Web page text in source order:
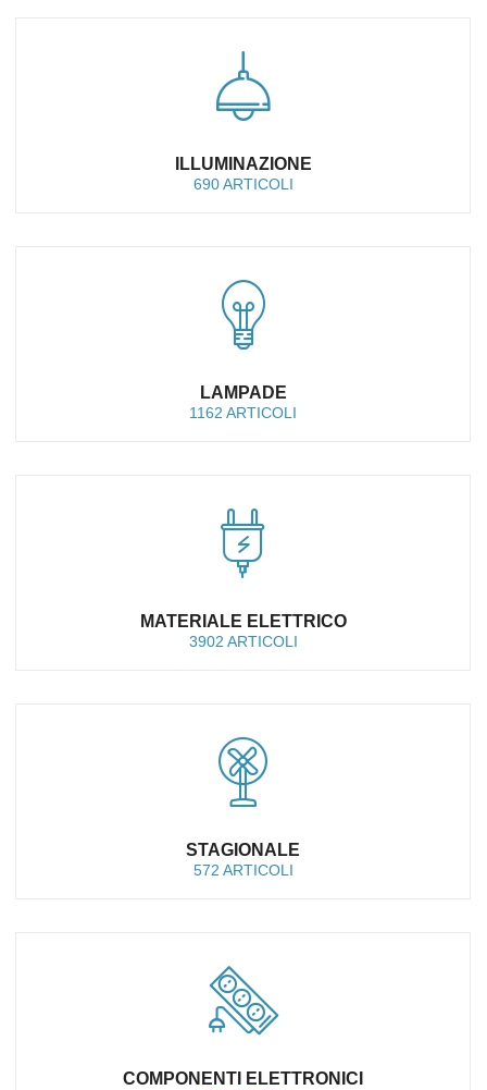
ILLUMINAZIONE
690 ARTICOLI
LAMPADE
1162 ARTICOLI
MATERIALE ELETTRICO
3902 ARTICOLI
STAGIONALE
572 ARTICOLI
COMPONENTI ELETTRONICI